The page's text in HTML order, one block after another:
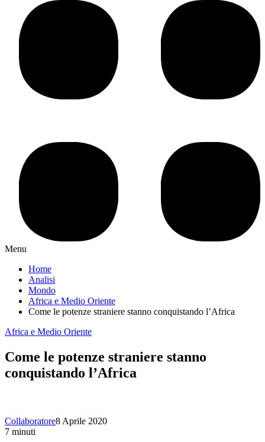
Menu
Home
Analisi
Mondo
Africa e Medio Oriente
Come le potenze straniere stanno conquistando l’Africa
Africa e Medio Oriente
Come le potenze straniere stanno
conquistando l’Africa
Collaboratore8 Aprile 2020
7 minuti